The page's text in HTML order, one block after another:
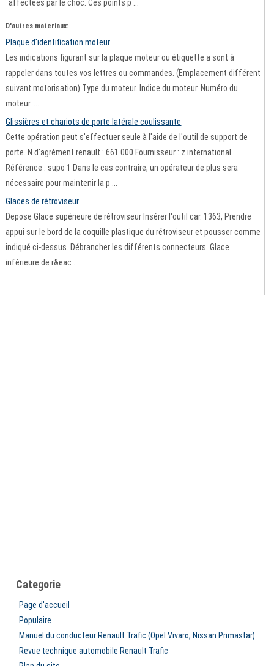
affectées par le choc. Ces points p ...
D'autres materiaux:
Plaque d'identification moteur
Les indications figurant sur la plaque moteur ou étiquette a sont à
rappeler dans toutes vos lettres ou commandes. (Emplacement différent
suivant motorisation) Type du moteur. Indice du moteur. Numéro du
moteur. ...
Glissières et chariots de porte latérale coulissante
Cette opération peut s'effectuer seule à l'aide de l'outil de support de
porte. N d'agrément renault : 661 000 Fournisseur : z international
Référence : supo 1 Dans le cas contraire, un opérateur de plus sera
nécessaire pour maintenir la p ...
Glaces de rétroviseur
Depose Glace supérieure de rétroviseur Insérer l'outil car. 1363, Prendre
appui sur le bord de la coquille plastique du rétroviseur et pousser comme
indiqué ci-dessus. Débrancher les différents connecteurs. Glace
inférieure de r&eac ...
Categorie
Page d'accueil
Populaire
Manuel du conducteur Renault Trafic (Opel Vivaro, Nissan Primastar)
Revue technique automobile Renault Trafic